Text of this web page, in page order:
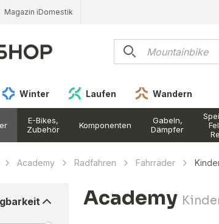
Magazin iDomestik
Winter Laufen Wandern
E-Bikes,
Zubehör
Komponenten
Gabeln,
Dämpfer
Academy Radfahren Fahrräder
Academy